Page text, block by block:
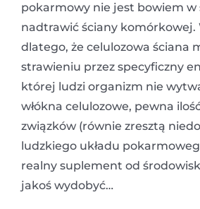
pokarmowy nie jest bowiem w
nadtrawić ściany komórkowej.
dlatego, że celulozowa ściana
strawieniu przez specyficzny
której ludzi organizm nie
włókna celulozowe, pewna
związków (równie zresztą
ludzkiego układu
realny suplement od
jakoś wydobyć…